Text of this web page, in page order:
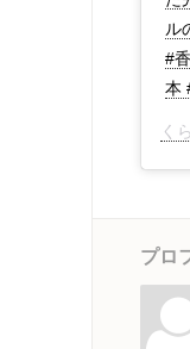
ル
#
本
く
プロ